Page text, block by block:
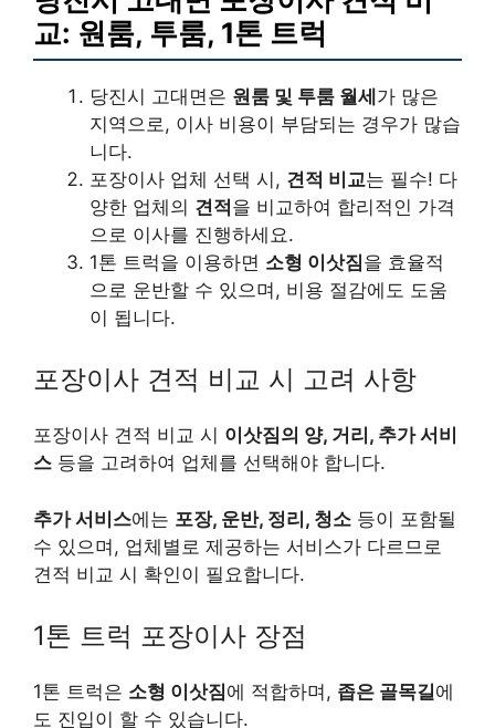
교: 원룸, 투룸, 1톤 트럭
당진시 고대면은 원룸 및 투룸 월세가 많은
지역으로, 이사 비용이 부담되는 경우가 많습
니다.
포장이사 업체 선택 시, 견적 비교는 필수! 다
양한 업체의 견적을 비교하여 합리적인 가격
으로 이사를 진행하세요.
1톤 트럭을 이용하면 소형 이삿짐을 효율적
으로 운반할 수 있으며, 비용 절감에도 도움
이 됩니다.
포장이사 견적 비교 시 고려 사항
포장이사 견적 비교 시 이삿짐의 양, 거리, 추가 서비
스 등을 고려하여 업체를 선택해야 합니다.
추가 서비스에는 포장, 운반, 정리, 청소 등이 포함될
수 있으며, 업체별로 제공하는 서비스가 다르므로
견적 비교 시 확인이 필요합니다.
1톤 트럭 포장이사 장점
1톤 트럭은 소형 이삿짐에 적합하며, 좁은 골목길에
도 진입이 할 수 있습니다.